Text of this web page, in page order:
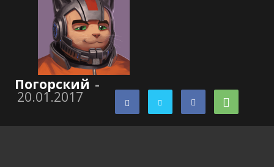
Погорский -
20.01.2017